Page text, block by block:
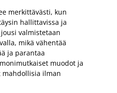
merkittävästi, kun
hallittavissa ja
valmistetaan
mikä vähentää
ja parantaa
muodot ja
mahdollisia ilman